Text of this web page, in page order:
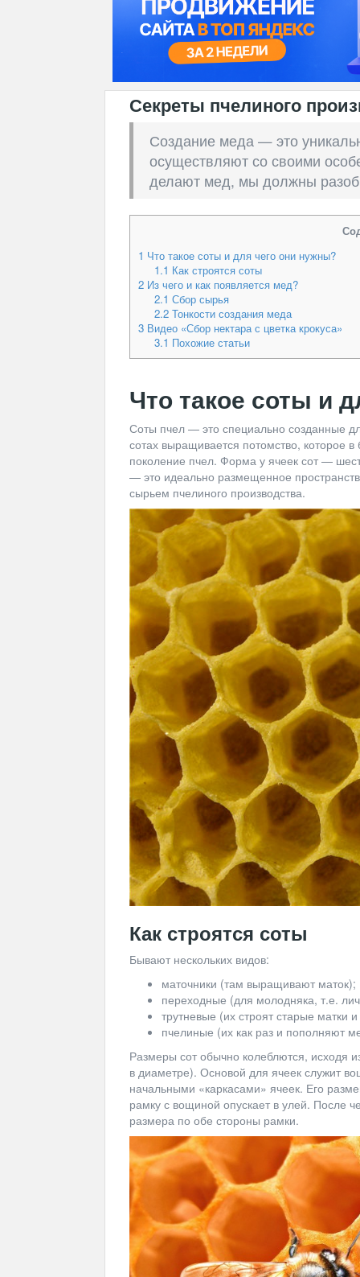
Секреты пчелиного
Создание меда — это
осуществляют со своими
делают мед, мы должны
1 Что такое соты и для чего они нужны?
1.1 Как строятся соты
2 Из чего и как появляется мед?
2.1 Сбор сырья
2.2Тонкости создания меда
3 Видео «Сбор нектара с цветка крокуса»
3.1 Похожие статьи
Что такое соты и
Соты пчел — это специально созданные
сотах выращивается потомство, которое
поколение пчел. Форма у ячеек сот —
— это идеально размещенное
сырьем пчелиного производства.
Как строятся соты
Бывают нескольких видов:
маточники (там выращивают маток);
переходные (для молодняка, т.е.
трутневые (их строят старые матки
пчелиные (их как раз и пополняют
Размеры сот обычно колеблются, исходя
в диаметре). Основой для ячеек служит
начальными «каркасами» ячеек. Его
рамку с вощиной опускает в улей. После
размера по обе стороны рамки.